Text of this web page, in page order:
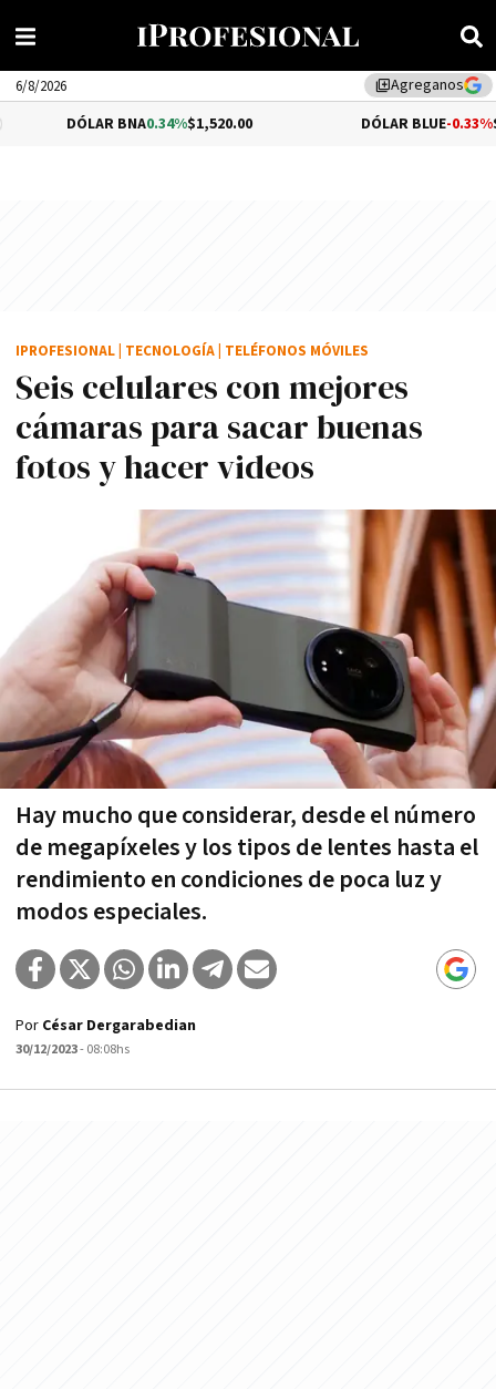
library_addAgreganos
6/8/2026
BNA 0.34%$1,520.00 -0.33%$1,540.00
Seis celulares con mejores
cámaras para sacar buenas
fotos y hacer videos
Hay mucho que considerar, desde el número
de megapíxeles y los tipos de lentes hasta el
rendimiento en condiciones de poca luz y
modos especiales.
IPROFESIONAL TECNOLOGÍA TELÉFONOS MÓVILES
Por César Dergarabedian
30/12/2023- 08:08hs